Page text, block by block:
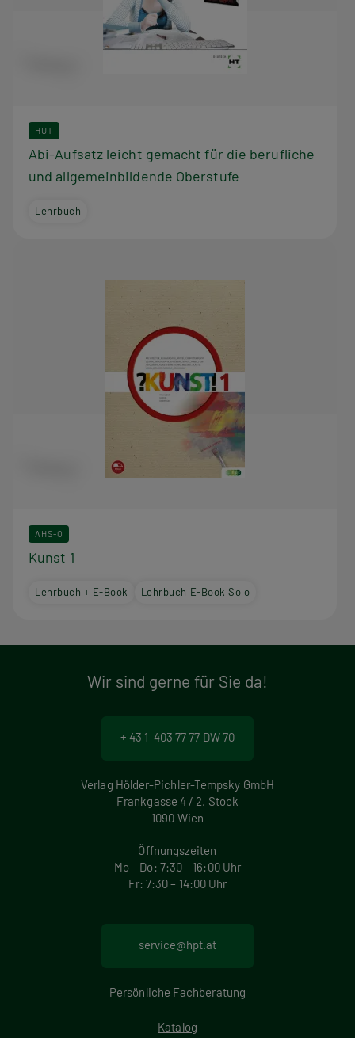
HUT
Abi-Aufsatz leicht gemacht für die berufliche
und allgemeinbildende Oberstufe
Lehrbuch
AHS-O
Kunst 1
Lehrbuch + E-Book Lehrbuch E-Book Solo
Wir sind gerne für Sie da!
+ 43 1 403 77 77 DW 70
Verlag Hölder-Pichler-Tempsky GmbH
Frankgasse 4 / 2. Stock
1090 Wien
Öffnungszeiten
Mo – Do: 7:30 – 16:00 Uhr
Fr: 7:30 – 14:00 Uhr
service@hpt.at
Persönliche Fachberatung
Katalog